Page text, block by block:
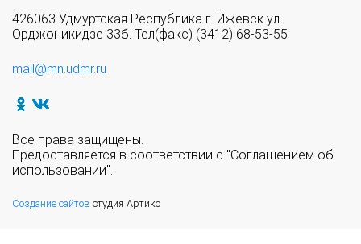
426063 Удмуртская Республика г. Ижевск ул.
Орджоникидзе 33б. Тел(факс) (3412) 68-53-55
mail@mn.udmr.ru
Все права защищены.
Предоставляется в соответствии с "Соглашением об
использовании".
Создание сайтов студия Артико